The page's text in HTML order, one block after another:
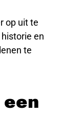
op uit te
en
te